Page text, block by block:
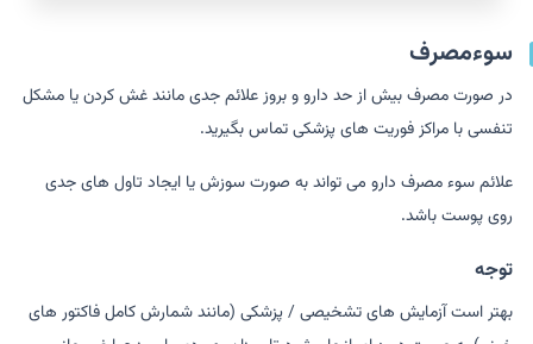
سوءمصرف
در صورت مصرف بیش از حد دارو و بروز علائم جدی مانند غش کردن یا مشکل
تنفسی با مراکز فوریت های پزشکی تماس بگیرید.
علائم سوء مصرف دارو می تواند به صورت سوزش یا ایجاد تاول های جدی
روی پوست باشد.
توجه
بهتر است آزمایش های تشخیصی / پزشکی (مانند شمارش کامل فاکتور های